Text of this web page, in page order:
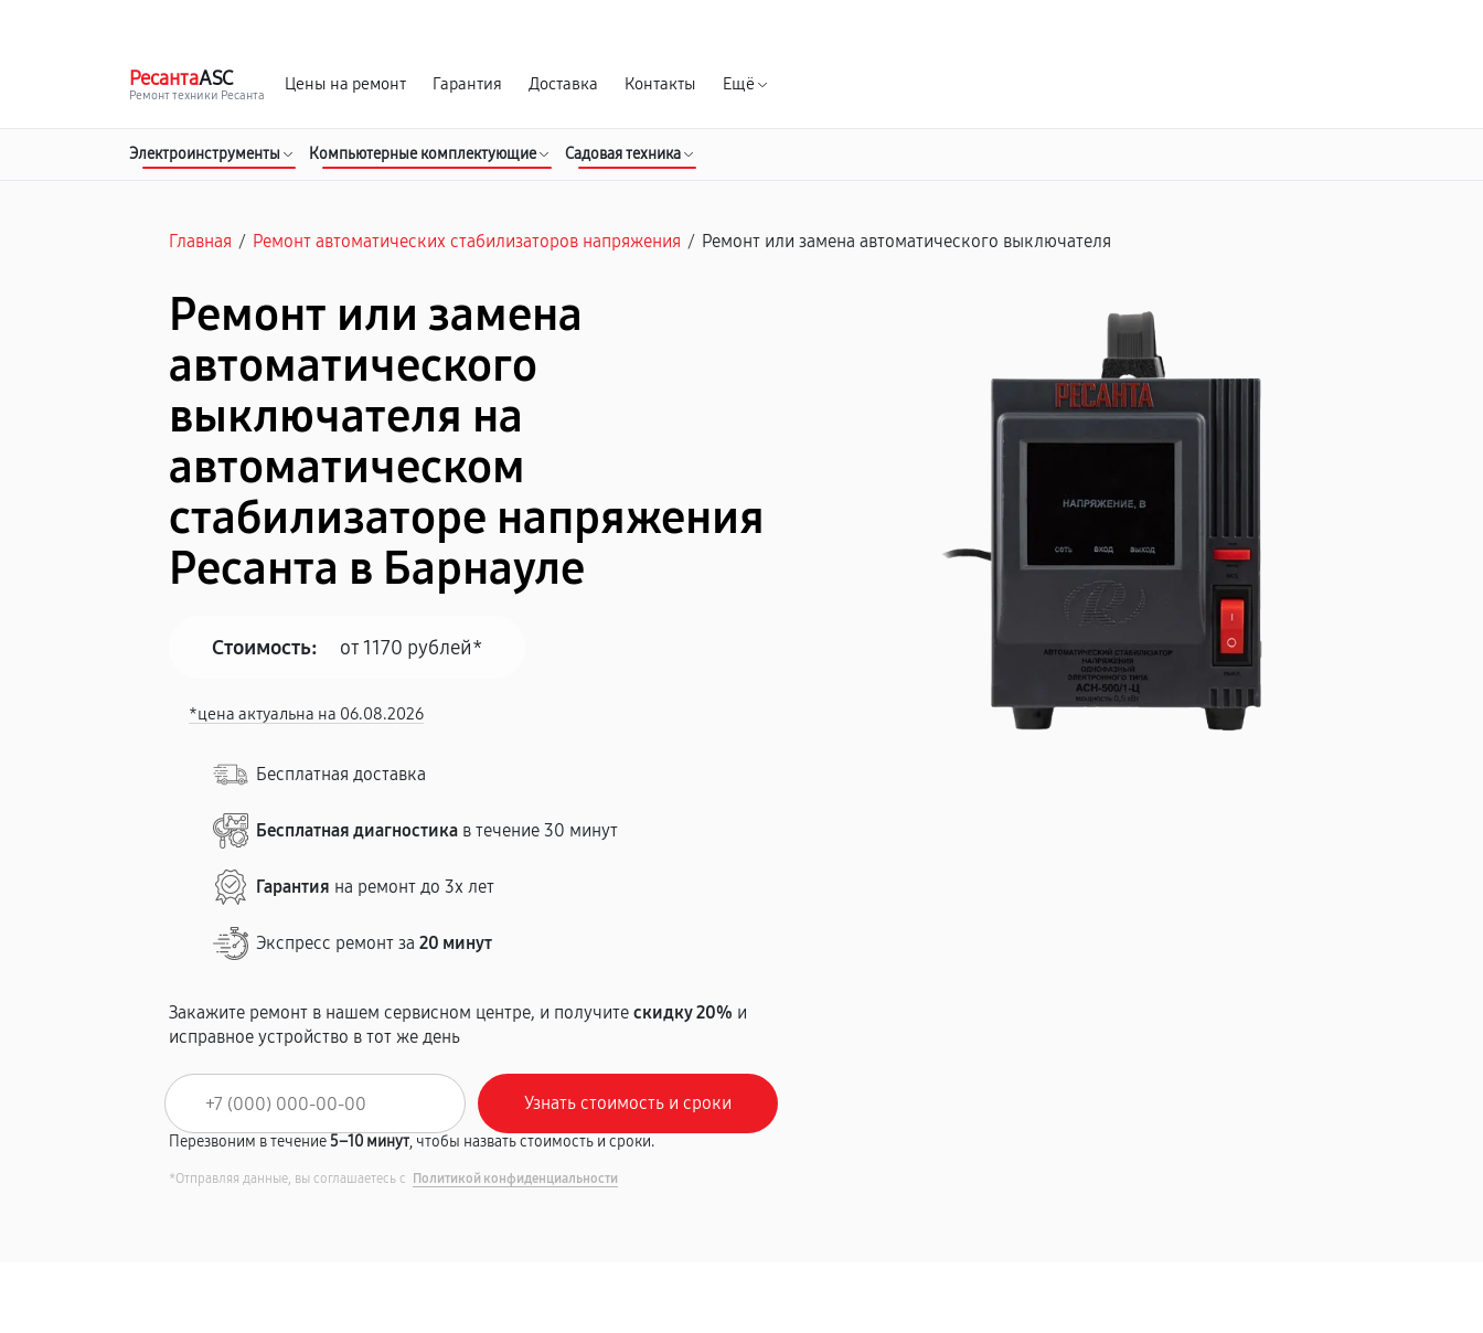
РесантаASC
Ремонт техники Ресанта
Цены на ремонт Гарантия Доставка Контакты Ещё
Электроинструменты Компьютерные комплектующие Садовая техника
Главная / Ремонт автоматических стабилизаторов напряжения / Ремонт или замена автоматического выключателя
Ремонт или замена
автоматического
выключателя на
автоматическом
стабилизаторе напряжения
Ресанта в Барнауле
Стоимость: от 1170 рублей*
*цена актуальна на 06.08.2026
Бесплатная доставка
Бесплатная диагностика в течение 30 минут
Гарантия на ремонт до 3х лет
Экспресс ремонт за20 минут
Закажите ремонт в нашем сервисном центре, и получитескидку 20% и
исправное устройство в тот же день
Перезвоним в течение5–10 минут, чтобы назвать стоимость и сроки.
*Отправляя данные, вы соглашаетесь с Политикой конфиденциальности